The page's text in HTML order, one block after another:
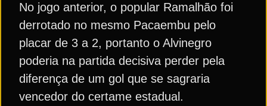
No jogo anterior, o popular Ramalhão foi
derrotado no mesmo Pacaembu pelo
placar de 3 a 2, portanto o Alvinegro
poderia na partida decisiva perder pela
diferença de um gol que se sagraria
vencedor do certame estadual.